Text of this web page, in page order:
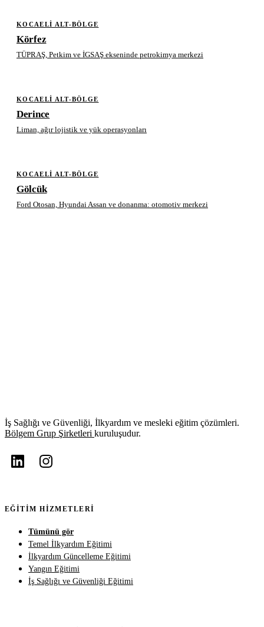
KOCAELI ALT-BÖLGE
Körfez
TÜPRAŞ, Petkim ve İGSAŞ ekseninde petrokimya merkezi
KOCAELI ALT-BÖLGE
Derince
Liman, ağır lojistik ve yük operasyonları
KOCAELI ALT-BÖLGE
Gölcük
Ford Otosan, Hyundai Assan ve donanma: otomotiv merkezi
İş Sağlığı ve Güvenliği, İlkyardım ve mesleki eğitim çözümleri.
Bölgem Grup Şirketleri kuruluşudur.
EĞITIM HIZMETLERI
Tümünü gör
Temel İlkyardım Eğitimi
İlkyardım Güncelleme Eğitimi
Yangın Eğitimi
İş Sağlığı ve Güvenliği Eğitimi